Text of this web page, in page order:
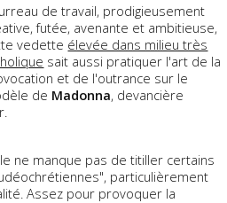
de travail, prodigieusement
futée, avenante et ambitieuse,
vedette élevée dans milieu très
sait aussi pratiquer l'art de la
et de l'outrance sur le
de Madonna, devancière
ne manque pas de titiller certains
particulièrement
Assez pour provoquer la